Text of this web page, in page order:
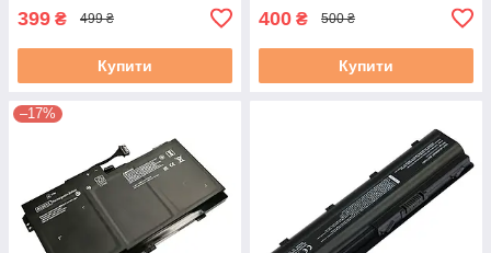
399 ₴ 499 ₴
Купити
400 ₴ 500 ₴
Купити
–17%